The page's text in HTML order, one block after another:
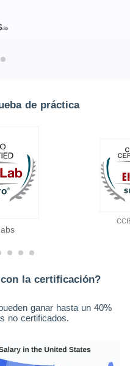
de práctica
la certificación?
ganar hasta un 40%
no certificados.